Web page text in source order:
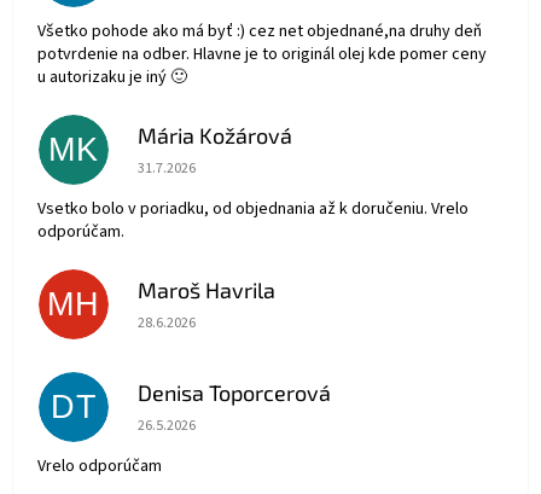
Všetko pohode ako má byť :) cez net objednané,na druhy deň
potvrdenie na odber. Hlavne je to originál olej kde pomer ceny
u autorizaku je iný 🙂
MK Mária Kožárová
Hodnotenie obchodu je 5 z 5 hviezdičiek.
31.7.2026
Vsetko bolo v poriadku, od objednania až k doručeniu. Vrelo
odporúčam.
MH Maroš Havrila
Hodnotenie obchodu je 5 z 5 hviezdičiek.
28.6.2026
DT Denisa Toporcerová
Hodnotenie obchodu je 5 z 5 hviezdičiek.
26.5.2026
Vrelo odporúčam